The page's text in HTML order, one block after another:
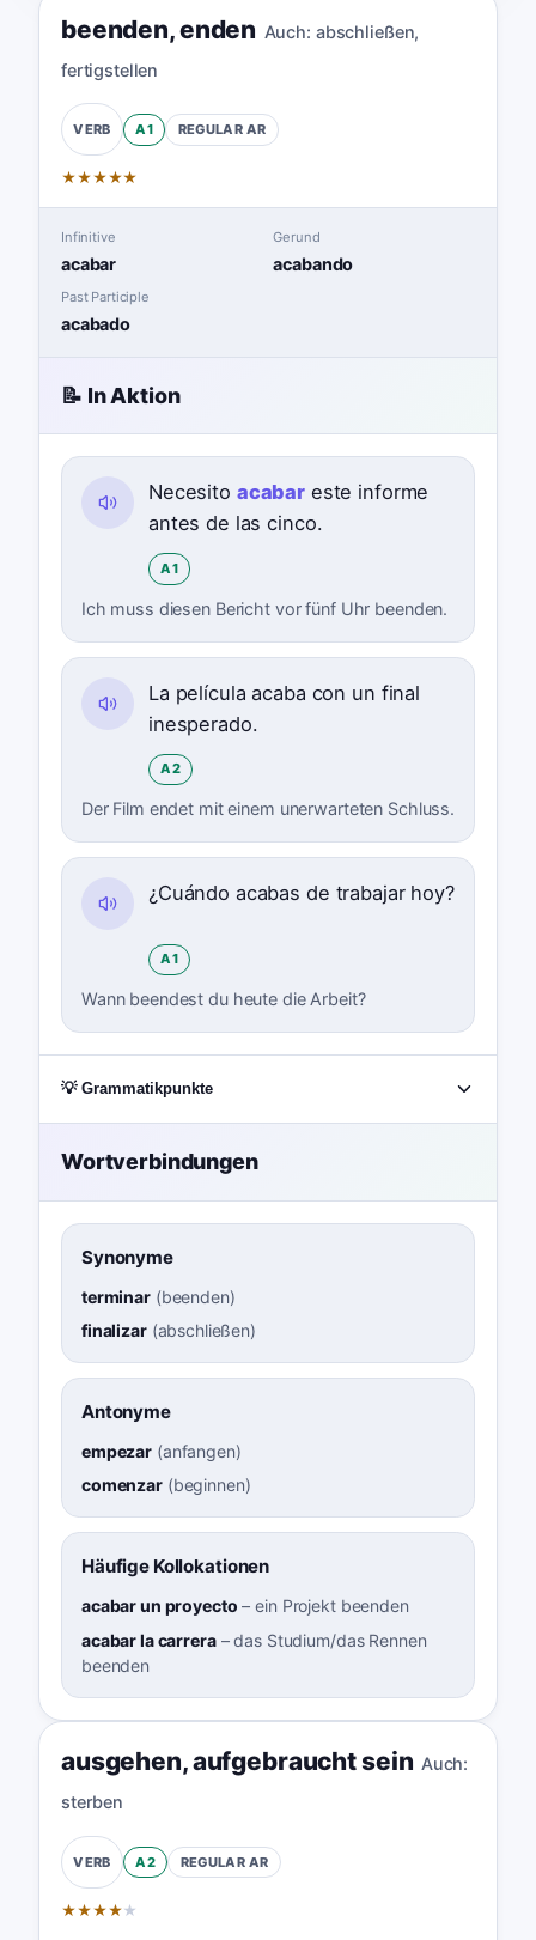
beenden,enden Auch: abschließen,
fertigstellen
VERB A1 REGULAR AR
★★★★★
Infinitive
acabar
Gerund
acabando
Past Participle
acabado
📝 In Aktion
Necesito acabar este informe
antes de las cinco.
A1
Ich muss diesen Bericht vor fünf Uhr beenden.
La película acaba con un final
inesperado.
A2
Der Film endet mit einem unerwarteten Schluss.
¿Cuándo acabas de trabajar hoy?
A1
Wann beendest du heute die Arbeit?
💡 Grammatikpunkte
Wortverbindungen
Synonyme
terminar(beenden)
finalizar(abschließen)
Antonyme
empezar (anfangen)
comenzar(beginnen)
Häufige Kollokationen
acabar un proyecto –ein Projekt beenden
acabar la carrera–das Studium/das Rennen
beenden
ausgehen,aufgebraucht sein Auch:
sterben
VERB A2 REGULAR AR
★★★★★